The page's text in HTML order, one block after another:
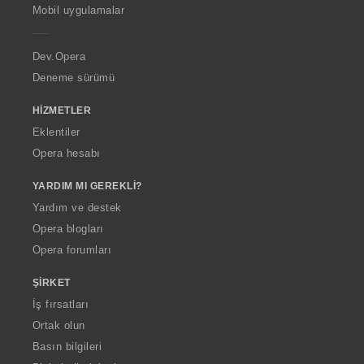
p
a
Mobil uygulamalar
Dev.Opera
Deneme sürümü
HIZMETLER
Eklentiler
Opera hesabı
YARDIM MI GEREKLI?
Yardım ve destek
Opera blogları
Opera forumları
ŞIRKET
İş fırsatları
Ortak olun
Basın bilgileri